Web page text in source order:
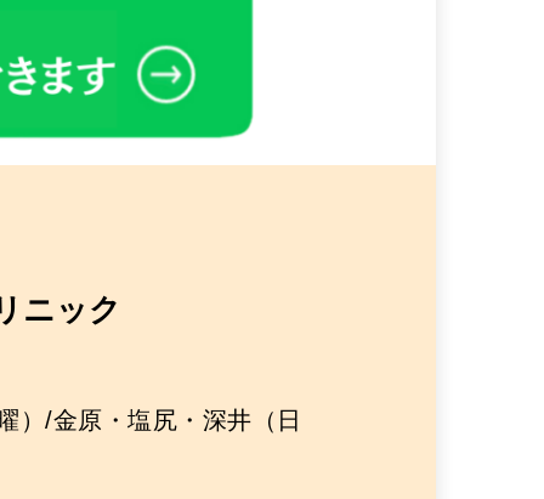
ニック
）/金原・塩尻・深井（日